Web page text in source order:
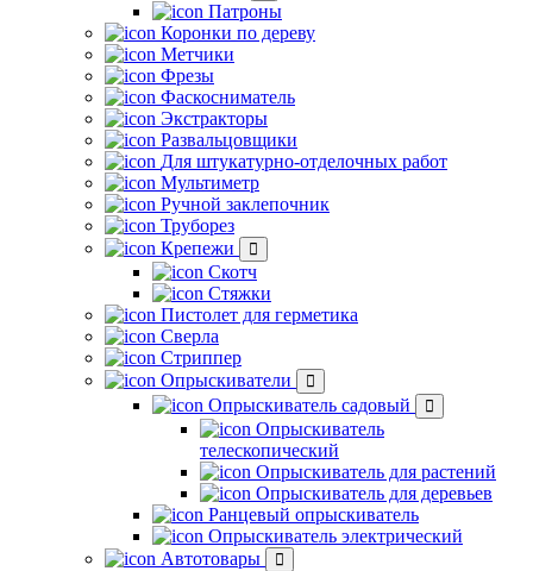
Патроны
Коронки по дереву
Метчики
Фрезы
Фаскосниматель
Экстракторы
Развальцовщики
Для штукатурно-отделочных работ
Мультиметр
Ручной заклепочник
Труборез
Крепежи
Скотч
Стяжки
Пистолет для герметика
Сверла
Стриппер
Опрыскиватели
Опрыскиватель садовый
Опрыскиватель
телескопический
Опрыскиватель для растений
Опрыскиватель для деревьев
Ранцевый опрыскиватель
Опрыскиватель электрический
Автотовары